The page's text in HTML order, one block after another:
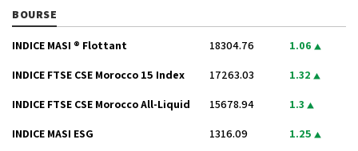
BOURSE
INDICE MASI ® Flottant 18304.76 1.06
INDICE FTSE CSE Morocco 15 Index 17263.03 1.32
INDICE FTSE CSE Morocco All-Liquid 15678.94 1.3
INDICE MASI ESG 1316.09 1.25